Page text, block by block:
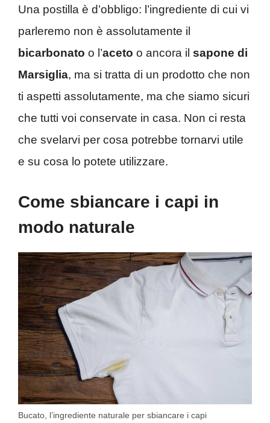
Una postilla è d’obbligo: l’ingrediente di cui vi
parleremo non è assolutamente il
bicarbonato o l’aceto o ancora il sapone di
Marsiglia, ma si tratta di un prodotto che non
ti aspetti assolutamente, ma che siamo sicuri
che tutti voi conservate in casa. Non ci resta
che svelarvi per cosa potrebbe tornarvi utile
e su cosa lo potete utilizzare.
Come sbiancare i capi in
modo naturale
Bucato, l’ingrediente naturale per sbiancare i capi